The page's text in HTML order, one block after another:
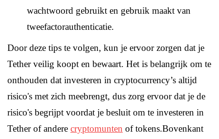
wachtwoord gebruikt en gebruik maakt van
tweefactorauthenticatie.
Door deze tips te volgen, kun je ervoor zorgen dat je
Tether veilig koopt en bewaart. Het is belangrijk om te
onthouden dat investeren in cryptocurrency’s altijd
risico's met zich meebrengt, dus zorg ervoor dat je de
risico's begrijpt voordat je besluit om te investeren in
Tether of andere cryptomunten of tokens.Bovenkant